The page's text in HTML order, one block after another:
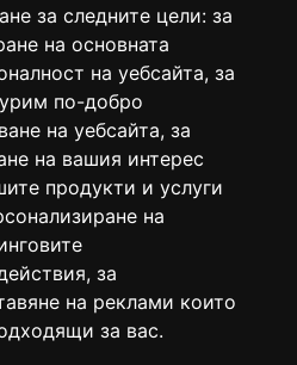
за следните цели: за
на основната
на уебсайта, за
по-добро
на уебсайта, за
на вашия интерес
продукти и услуги
на
, за
на реклами които
за вас.
е регистрирано в националния